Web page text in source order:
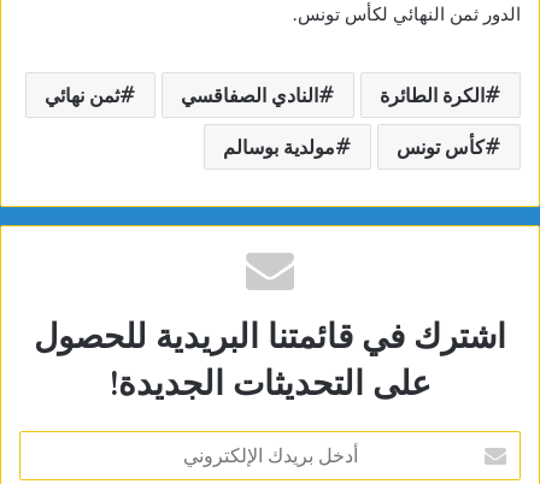
الدور ثمن النهائي لكأس تونس.
الكرة الطائرة النادي الصفاقسي ثمن نهائي
كأس تونس مولدية بوسالم
اشترك في قائمتنا البريدية للحصول
على التحديثات الجديدة!
بريدك